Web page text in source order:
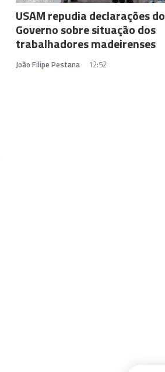
USAM repudia declarações do
Governo sobre situação dos
trabalhadores madeirenses
João Filipe Pestana 12:52